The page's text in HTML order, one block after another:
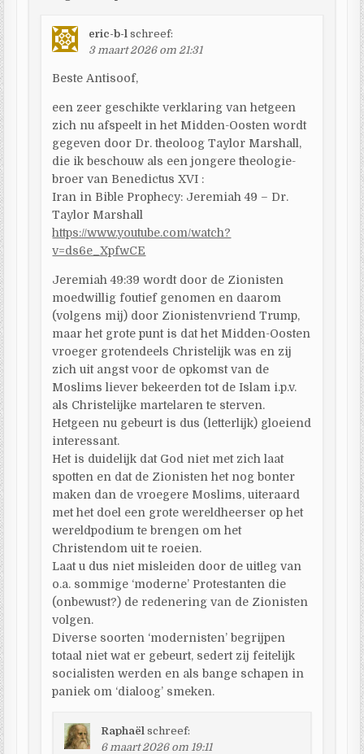
eric-b-l schreef:
3 maart 2026 om 21:31
Beste Antisoof,
een zeer geschikte verklaring van hetgeen
zich nu afspeelt in het Midden-Oosten wordt
gegeven door Dr. theoloog Taylor Marshall,
die ik beschouw als een jongere theologie-
broer van Benedictus XVI :
Iran in Bible Prophecy: Jeremiah 49 – Dr.
Taylor Marshall
https://www.youtube.com/watch?
v=ds6e_XpfwCE
Jeremiah 49:39 wordt door de Zionisten
moedwillig foutief genomen en daarom
(volgens mij) door Zionistenvriend Trump,
maar het grote punt is dat het Midden-Oosten
vroeger grotendeels Christelijk was en zij
zich uit angst voor de opkomst van de
Moslims liever bekeerden tot de Islam i.p.v.
als Christelijke martelaren te sterven.
Hetgeen nu gebeurt is dus (letterlijk) gloeiend
interessant.
Het is duidelijk dat God niet met zich laat
spotten en dat de Zionisten het nog bonter
maken dan de vroegere Moslims, uiteraard
met het doel een grote wereldheerser op het
wereldpodium te brengen om het
Christendom uit te roeien.
Laat u dus niet misleiden door de uitleg van
o.a. sommige ‘moderne’ Protestanten die
(onbewust?) de redenering van de Zionisten
volgen.
Diverse soorten ‘modernisten’ begrijpen
totaal niet wat er gebeurt, sedert zij feitelijk
socialisten werden en als bange schapen in
paniek om ‘dialoog’ smeken.
Raphaël schreef:
6 maart 2026 om 19:11